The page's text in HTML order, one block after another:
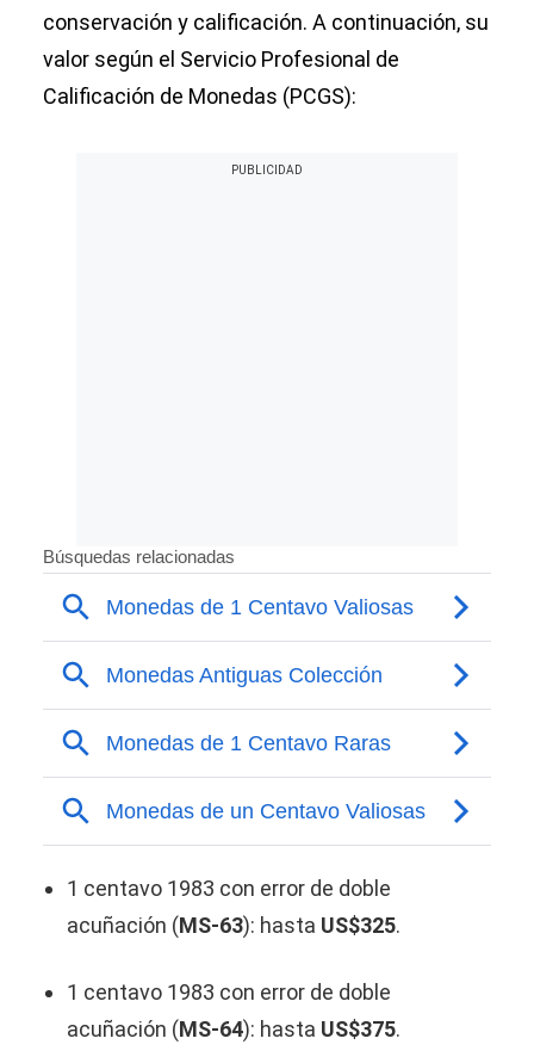
conservación y calificación. A continuación, su
valor según el Servicio Profesional de
Calificación de Monedas (PCGS):
1 centavo 1983 con error de doble
acuñación (MS-63): hasta US$325.
1 centavo 1983 con error de doble
acuñación (MS-64): hasta US$375.